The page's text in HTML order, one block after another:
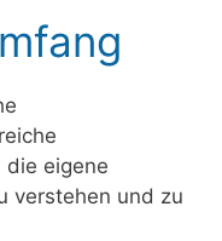
eigene
verstehen und zu